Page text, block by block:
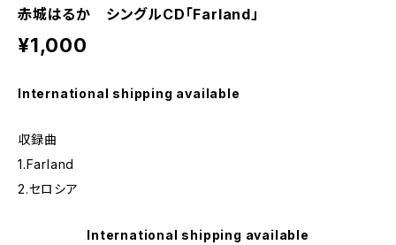
赤城はるか シングルCD「Farland」
¥1,000
International shipping available
収録曲
1.Farland
2.セロシア
International shipping available